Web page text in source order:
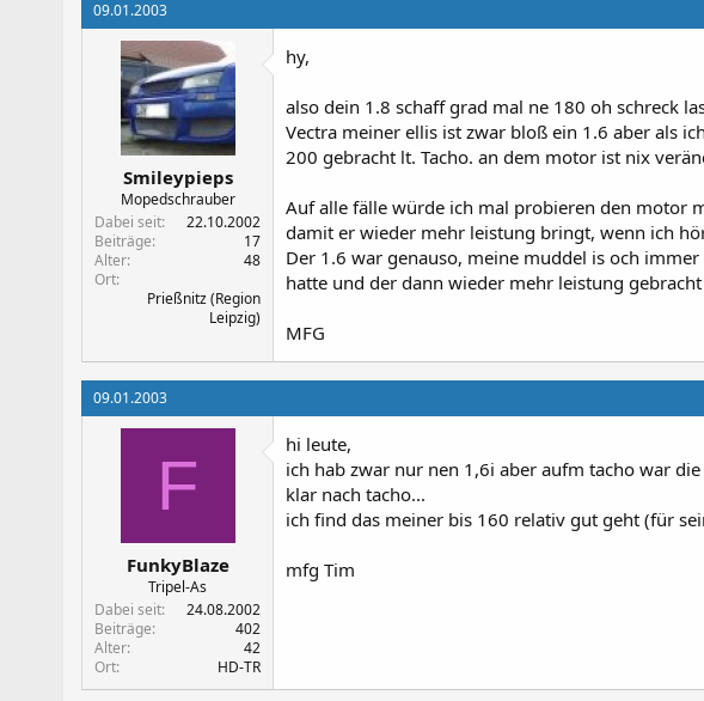
09.01.2003
Smileypieps
Mopedschrauber
Dabei seit
22.10.2002
Beiträge
17
Alter
48
Ort
Prießnitz (Region
Leipzig)
hy,
also dein 1.8 schaff grad mal ne 180 oh schreck
Vectra meiner ellis ist zwar bloß ein 1.6 aber als
200 gebracht lt. Tacho. an dem motor ist nix
Auf alle fälle würde ich mal probieren den motor
damit er wieder mehr leistung bringt, wenn ich
Der 1.6 war genauso, meine muddel is och
hatte und der dann wieder mehr leistung
MFG
09.01.2003
F
FunkyBlaze
Tripel-As
Dabei seit
24.08.2002
Beiträge
402
Alter
42
Ort
HD-TR
hi leute,
ich hab zwar nur nen 1,6i aber aufm tacho war
klar nach tacho...
ich find das meiner bis 160 relativ gut geht (für
mfg Tim